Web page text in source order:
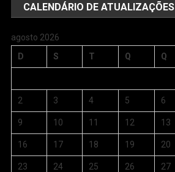
CALENDÁRIO DE ATUALIZAÇÕES
agosto 2026
D
S T Q Q
2 3 4 5 6
9 10 11 12 13
16 17 18 19 20
23 24 25 26 27